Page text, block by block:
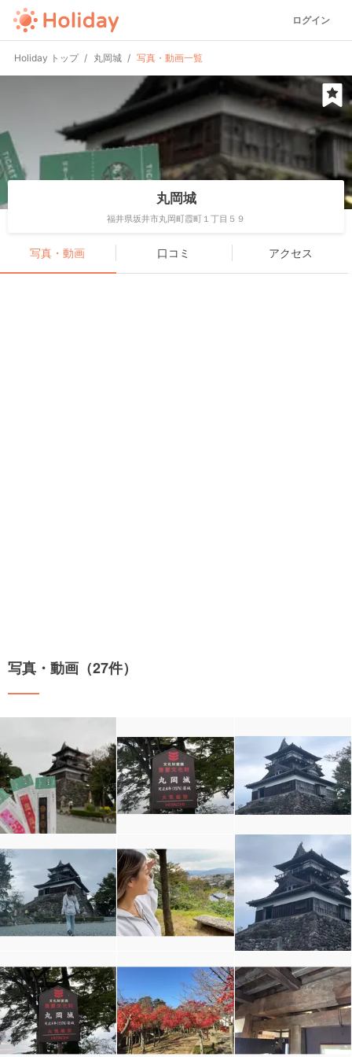
ログイン
Holiday トップ 丸岡城 写真・動画一覧
丸岡城
福井県坂井市丸岡町霞町１丁目５９
写真・動画 口コミ アクセス
写真・動画（27件）